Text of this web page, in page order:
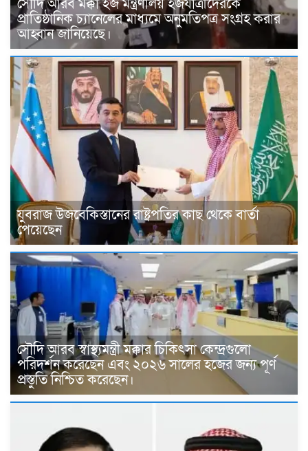
সৌদি আরব মক্কা হজ মন্ত্রণালয় হজযাত্রীদেরকে
প্রাতিষ্ঠানিক চ্যানেলের মাধ্যমে অনুমতিপত্র সংগ্রহ করার
আহ্বান জানিয়েছে।
যুবরাজ উজবেকিস্তানের রাষ্ট্রপতির কাছ থেকে বার্তা
পেয়েছেন
সৌদি আরব স্বাস্থ্যমন্ত্রী মক্কার চিকিৎসা কেন্দ্রগুলো
পরিদর্শন করেছেন এবং ২০২৬ সালের হজের জন্য পূর্ণ
প্রস্তুতি নিশ্চিত করেছেন।